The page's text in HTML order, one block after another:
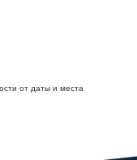
от даты и места